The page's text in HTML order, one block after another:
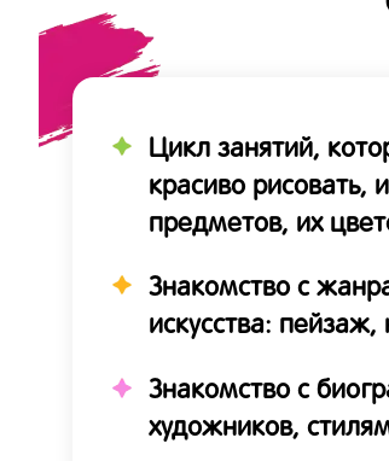
Цикл занятий,
красиво рисовать,
предметов, их
Знакомство с
искусства:
Знакомство с
художников,